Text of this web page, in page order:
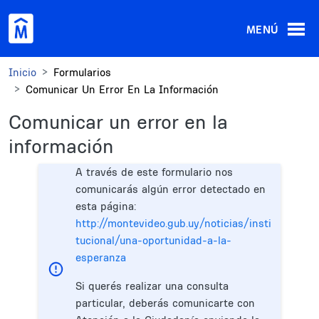
MENÚ
Inicio
Formularios
Comunicar Un Error En La Información
Comunicar un error en la
información
A través de este formulario nos
comunicarás algún error detectado en
esta página:
http://montevideo.gub.uy/noticias/insti
tucional/una-oportunidad-a-la-
esperanza
Si querés realizar una consulta
particular, deberás comunicarte con